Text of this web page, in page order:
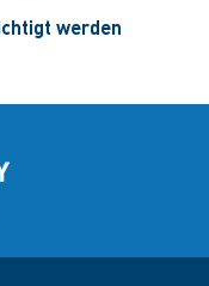
werden